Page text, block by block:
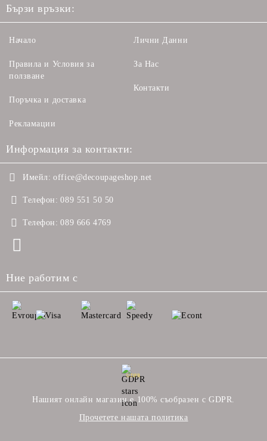
Бързи връзки:
Начало
Правила и Условия за
ползване
Поръчка и доставка
Рекламации
Лични Данни
За Нас
Контакти
Информация за контакти:
Имейл: office@decoupageshop.net
Телефон: 089 551 50 50
Телефон: 089 666 4769
Ние работим с
GDPR
Нашият онлайн магазин е 100% съобразен с GDPR.
Прочетете нашата политика